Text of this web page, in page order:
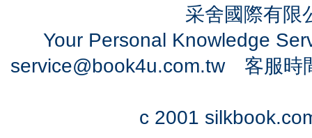
采舍國際有
Your Personal Knowledge
service@book4u.com.tw客服時
c 2001